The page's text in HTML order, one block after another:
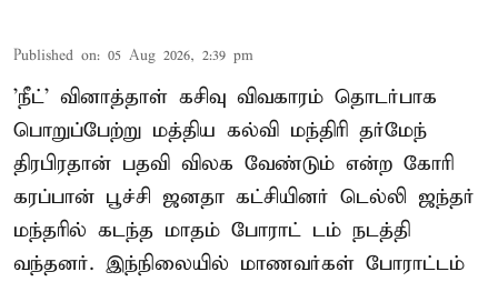
Published on: 05 Aug 2026, 2:39 pm
'நீட்' வினாத்தாள் கசிவு விவகாரம் தொடர்பாக
பொறுப்பேற்று மத்திய கல்வி மந்திரி தர்மேந்
திரபிரதான் பதவி விலக வேண்டும் என்ற கோரி
கரப்பான் பூச்சி ஜனதா கட்சியினர் டெல்லி ஜந்தர்
மந்தரில் கடந்த மாதம் போராட் டம் நடத்தி
வந்தனர். இந்நிலையில் மாணவர்கள் போராட்டம்